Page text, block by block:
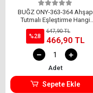
BUĞZ ONY-363-364 Ahşap
Tutmalı Eşleştirme Hangi
Hayvan Nerede Yaşar -Onyıl
%28
647,90 TL
466,90 TL
Adet
Sepete Ekle